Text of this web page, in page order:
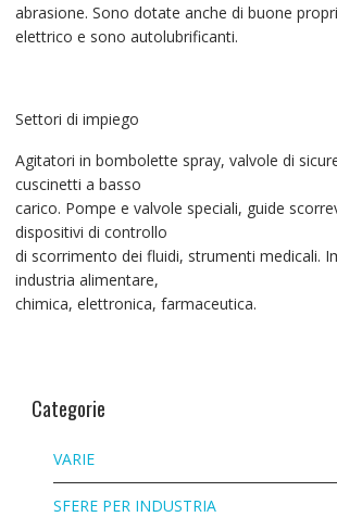
abrasione. Sono dotate anche di buone
elettrico e sono autolubrificanti.
Settori di impiego
Agitatori in bombolette spray, valvole di
cuscinetti a basso
carico. Pompe e valvole speciali, guide
dispositivi di controllo
di scorrimento dei fluidi, strumenti medicali.
industria alimentare,
chimica, elettronica, farmaceutica.
Categorie
VARIE
SFERE PER INDUSTRIA